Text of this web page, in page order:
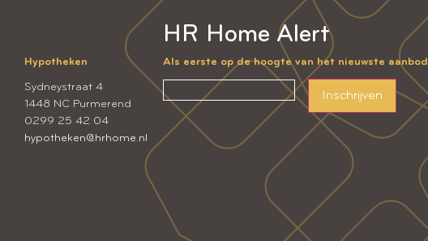
Hypotheken
Sydneystraat 4
1448 NC Purmerend
0299 25 42 04
hypotheken@hrhome.nl
HR Home Alert
Als eerste op de hoogte van het nieuwste aanbod
Inschrijven